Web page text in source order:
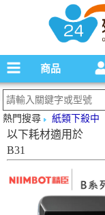
碳粉匣，墨水匣,原廠碳粉
商品
熱門搜尋 紙類下殺中
以下耗材適用於
B31